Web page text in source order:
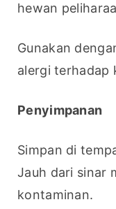
hewan
Gunakan
alergi terhadap
Penyimpanan
Simpan di
Jauh dari sinar
kontaminan.